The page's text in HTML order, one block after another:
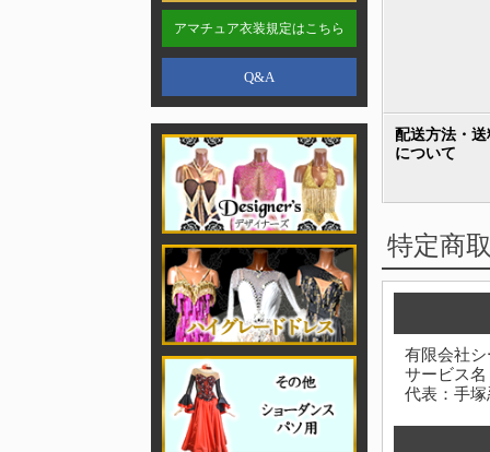
アマチュア衣装規定はこちら
Q&A
配送方法・送
について
特定商
有限会社シ
サービス
代表：手塚